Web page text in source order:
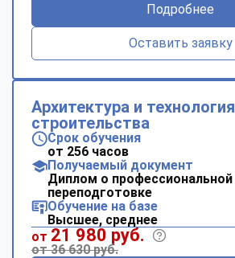
Подробнее
Оставить заявку
Архитектура и технология
строительства
Срок обучения
от 256 часов
Получаемый документ
Диплом о профессиональной
переподготовке
Обучение на базе
Высшее, среднее
от 21 980 руб.
от 36 630 руб.